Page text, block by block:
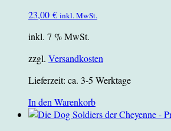
23,00 € inkl. MwSt.
inkl. 7 % MwSt.
zzgl. Versandkosten
Lieferzeit: ca. 3-5 Werktage
In den Warenkorb